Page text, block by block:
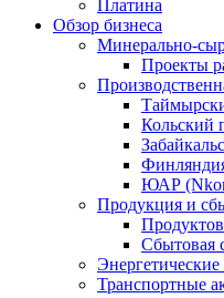
Платина
Обзор бизнеса
Минерально-
Проекты
Кольский
ЮАР
Продукция и
Сбытовая
Транспортные